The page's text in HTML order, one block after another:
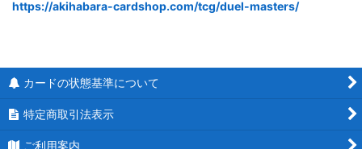
https://akihabara-cardshop.com/tcg/duel-masters/
カードの状態基準について
特定商取引法表示
ご利用案内